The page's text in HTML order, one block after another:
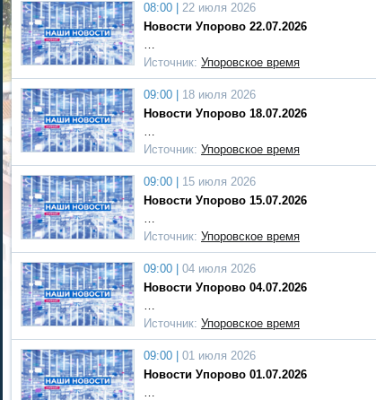
08:00 |
22 июля 2026
Новости Упорово 22.07.2026
…
Источник: Упоровское время
09:00 |
18 июля 2026
Новости Упорово 18.07.2026
…
Источник: Упоровское время
09:00 |
15 июля 2026
Новости Упорово 15.07.2026
…
Источник: Упоровское время
09:00 |
04 июля 2026
Новости Упорово 04.07.2026
…
Источник: Упоровское время
09:00 |
01 июля 2026
Новости Упорово 01.07.2026
…